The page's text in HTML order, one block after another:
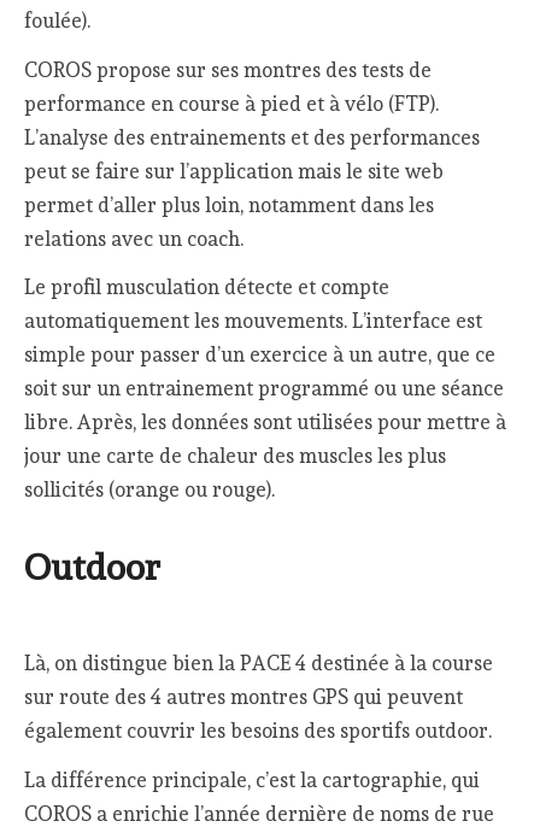
foulée).
COROS propose sur ses montres des tests de
performance en course à pied et à vélo (FTP).
L’analyse des entrainements et des performances
peut se faire sur l’application mais le site web
permet d’aller plus loin, notamment dans les
relations avec un coach.
Le profil musculation détecte et compte
automatiquement les mouvements. L’interface est
simple pour passer d’un exercice à un autre, que ce
soit sur un entrainement programmé ou une séance
libre. Après, les données sont utilisées pour mettre à
jour une carte de chaleur des muscles les plus
sollicités (orange ou rouge).
Outdoor
Là, on distingue bien la PACE 4 destinée à la course
sur route des 4 autres montres GPS qui peuvent
également couvrir les besoins des sportifs outdoor.
La différence principale, c’est la cartographie, qui
COROS a enrichie l’année dernière de noms de rue